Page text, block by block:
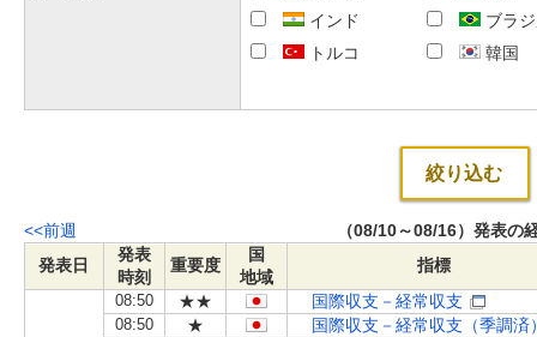
インド
ブラ
トルコ
韓国
絞り込む
<<前週
（08/10～08/16）発表の
発表日
発表
時刻
重要度
国
地域
指標
08:50 ★★ 国際収支－経常収支
08:50 ★ 国際収支－経常収支（季調済